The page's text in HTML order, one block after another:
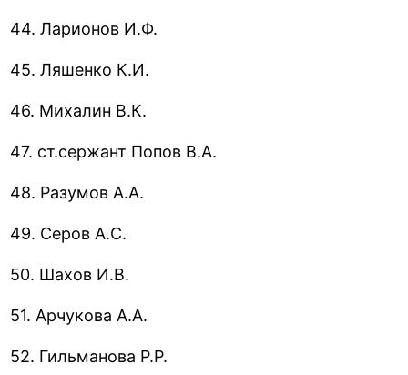
44. Ларионов И.Ф.
45. Ляшенко К.И.
46. Михалин В.К.
47. ст.сержант Попов В.А.
48. Разумов А.А.
49. Серов А.С.
50. Шахов И.В.
51. Арчукова А.А.
52. Гильманова P.P.